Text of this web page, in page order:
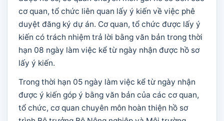
cơ quan, tổ chức liên quan lấy ý kiến về việc phê
duyệt đăng ký dự án. Cơ quan, tổ chức được lấy ý
kiến có trách nhiệm trả lời bằng văn bản trong thời
hạn 08 ngày làm việc kể từ ngày nhận được hồ sơ
lấy ý kiến.
Trong thời hạn 05 ngày làm việc kể từ ngày nhận
được ý kiến góp ý bằng văn bản của các cơ quan,
tổ chức, cơ quan chuyên môn hoàn thiện hồ sơ